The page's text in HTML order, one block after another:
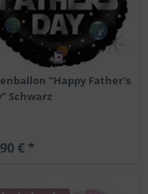
"Happy Father's
Schwarz
€ *